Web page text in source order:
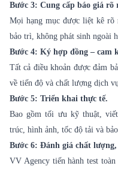
Bước 3: Cung cấp báo giá
Mọi hạng mục được liệt kê
bảo trì, không phát sinh ngoài
Bước 4: Ký hợp đồng – cam
Tất cả điều khoản được đảm
về tiến độ và chất lượng dịch
Bước 5: Triển khai thực tế.
Bao gồm tối ưu kỹ thuật,
trúc, hình ảnh, tốc độ tải và
Bước 6: Đánh giá chất
VV Agency tiến hành test